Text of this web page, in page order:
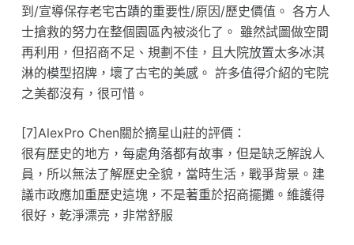
到/宣導保存老宅古蹟的重要性/原因/歷史價值。 各方人
士搶救的努力在整個園區內被淡化了。 雖然試圖做空間
再利用，但招商不足、規劃不佳，且大院放置太多冰淇
淋的模型招牌，壞了古宅的美感。 許多值得介紹的宅院
之美都沒有，很可惜。
[7]AlexPro Chen關於摘星山莊的評價：
很有歷史的地方，每處角落都有故事，但是缺乏解說人
員，所以無法了解歷史全貌，當時生活，戰爭背景。建
議市政應加重歷史這塊，不是著重於招商擺攤。維護得
很好，乾淨漂亮，非常舒服